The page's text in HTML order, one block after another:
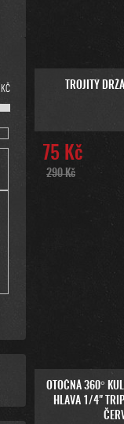
KČ TROJITÝ
75 Kč
290 Kč
OTOČNÁ 360°
HLAVA 1/4"